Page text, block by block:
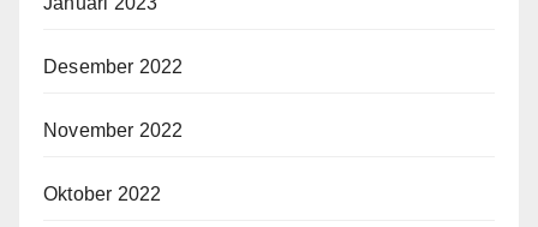
Desember 2022
November 2022
Oktober 2022